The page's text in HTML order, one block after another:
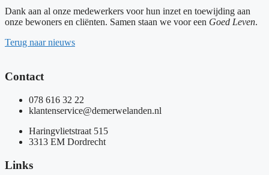
Dank aan al onze medewerkers voor hun inzet en toewijding aan
onze bewoners en cliënten. Samen staan we voor een Goed Leven.
Terug naar nieuws
Contact
078 616 32 22
klantenservice@demerwelanden.nl
Haringvlietstraat 515
3313 EM Dordrecht
Links